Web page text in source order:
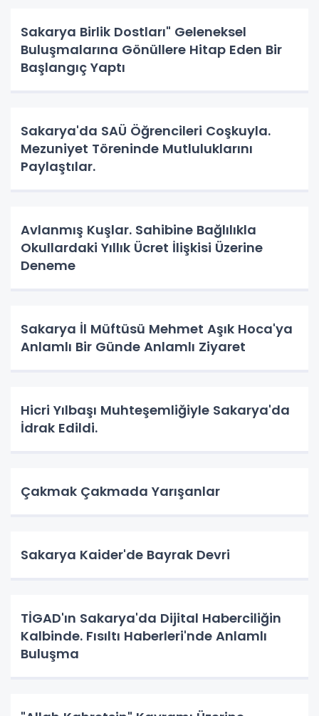
Sakarya Birlik Dostları" Geleneksel
Buluşmalarına Gönüllere Hitap Eden Bir
Başlangıç Yaptı
Sakarya'da SAÜ Öğrencileri Coşkuyla.
Mezuniyet Töreninde Mutluluklarını
Paylaştılar.
Avlanmış Kuşlar. Sahibine Bağlılıkla
Okullardaki Yıllık Ücret İlişkisi Üzerine
Deneme
Sakarya İl Müftüsü Mehmet Aşık Hoca'ya
Anlamlı Bir Günde Anlamlı Ziyaret
Hicri Yılbaşı Muhteşemliğiyle Sakarya'da
İdrak Edildi.
Çakmak Çakmada Yarışanlar
Sakarya Kaider'de Bayrak Devri
TİGAD'ın Sakarya'da Dijital Haberciliğin
Kalbinde. Fısıltı Haberleri'nde Anlamlı
Buluşma